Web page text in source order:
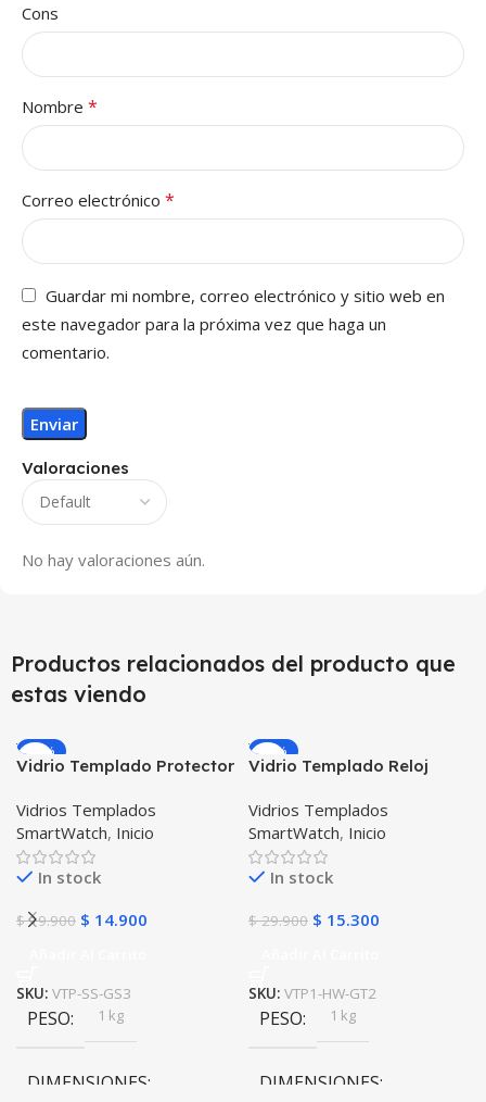
Valoraciones
No hay valoraciones aún.
Cons
Nombre *
Correo electrónico *
Guardar mi nombre, correo electrónico y sitio web en
este navegador para la próxima vez que haga un
comentario.
Productos relacionados del producto que
estas viendo
-25%
Vidrio Templado Protector
Smartwatch Samsung
Gear S3 Frontier
Vidrios Templados
SmartWatch, Inicio
In stock
$19.900 $ 14.900
SKU: VTP-SS-GS3
PESO 1 kg
DIMENSIONES
-49%
Vidrio Templado Reloj
Huawei Gt2 46mm
Vidrios Templados
SmartWatch, Inicio
In stock
$29.900 $ 15.300
SKU: VTP1-HW-GT2
PESO 1 kg
DIMENSIONES